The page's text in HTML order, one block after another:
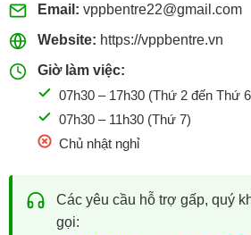
Email: vppbentre22@gmail.com
Website: https://vppbentre.vn
Giờ làm việc:
07h30 – 17h30 (Thứ 2 đến Thứ
07h30 – 11h30 (Thứ 7)
Chủ nhật nghỉ
Các yêu cầu hỗ trợ gấp, quý
gọi: